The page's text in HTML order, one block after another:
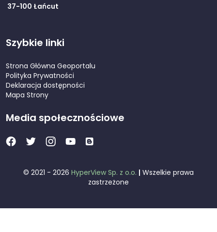
37-100 Łańcut
Szybkie linki
Strona Główna Geoportalu
Polityka Prywatności
Deklaracja dostępności
Mapa Strony
Media społecznościowe
© 2021 - 2026 HyperView Sp. z o.o. | Wszelkie prawa
zastrzeżone